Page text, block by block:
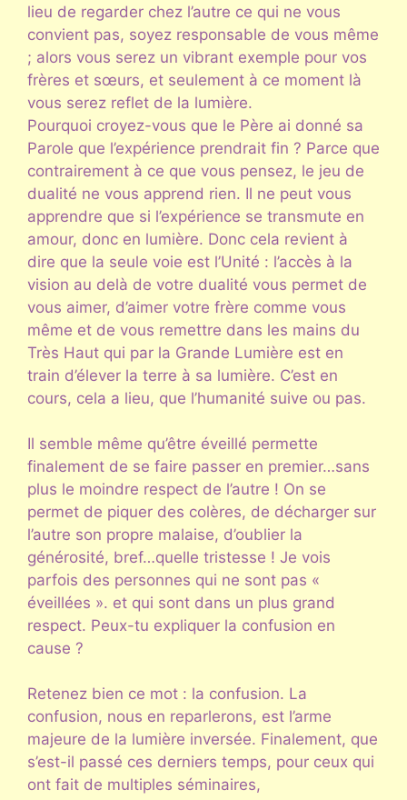
lieu de regarder chez l’autre ce qui ne vous
convient pas, soyez responsable de vous même
; alors vous serez un vibrant exemple pour vos
frères et sœurs, et seulement à ce moment là
vous serez reflet de la lumière.
Pourquoi croyez-vous que le Père ai donné sa
Parole que l’expérience prendrait fin ? Parce que
contrairement à ce que vous pensez, le jeu de
dualité ne vous apprend rien. Il ne peut vous
apprendre que si l’expérience se transmute en
amour, donc en lumière. Donc cela revient à
dire que la seule voie est l’Unité : l’accès à la
vision au delà de votre dualité vous permet de
vous aimer, d’aimer votre frère comme vous
même et de vous remettre dans les mains du
Très Haut qui par la Grande Lumière est en
train d’élever la terre à sa lumière. C’est en
cours, cela a lieu, que l’humanité suive ou pas.
Il semble même qu’être éveillé permette
finalement de se faire passer en premier…sans
plus le moindre respect de l’autre ! On se
permet de piquer des colères, de décharger sur
l’autre son propre malaise, d’oublier la
générosité, bref…quelle tristesse ! Je vois
parfois des personnes qui ne sont pas «
éveillées ». et qui sont dans un plus grand
respect. Peux-tu expliquer la confusion en
cause ?
Retenez bien ce mot : la confusion. La
confusion, nous en reparlerons, est l’arme
majeure de la lumière inversée. Finalement, que
s’est-il passé ces derniers temps, pour ceux qui
ont fait de multiples séminaires,